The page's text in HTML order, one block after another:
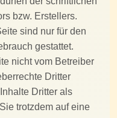
bzw. Erstellers.
sind nur für den
gestattet.
nicht vom Betreiber
Dritter
Dritter als
trotzdem auf eine